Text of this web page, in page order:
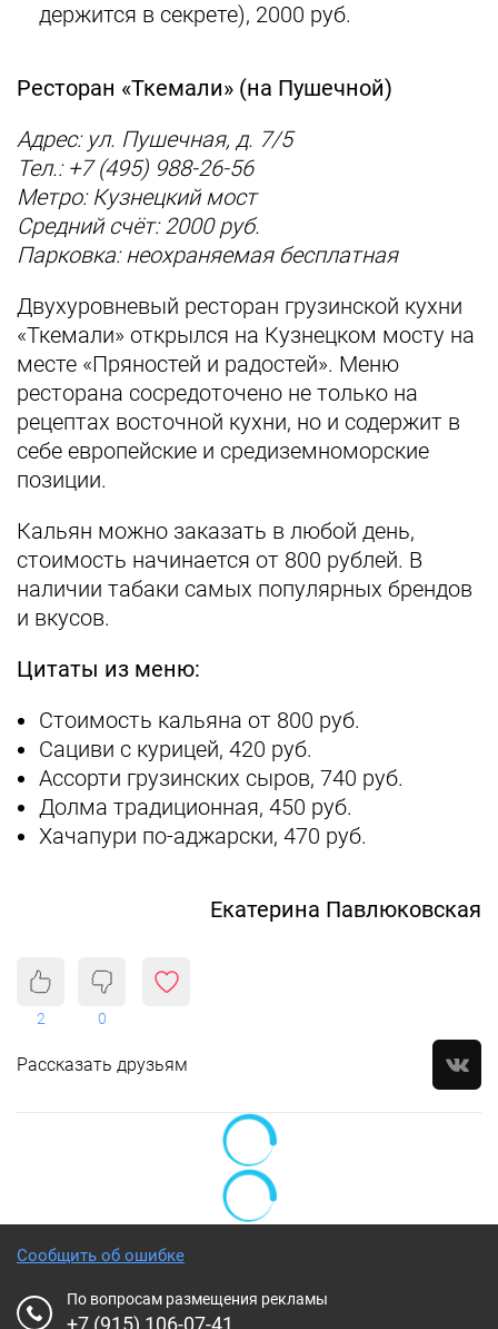
держится в секрете), 2000 руб.
Ресторан «Ткемали» (на Пушечной)
Адрес: ул. Пушечная, д. 7/5
Тел.: +7 (495) 988-26-56
Метро: Кузнецкий мост
Средний счёт: 2000 руб.
Парковка: неохраняемая бесплатная
Двухуровневый ресторан грузинской кухни
«Ткемали» открылся на Кузнецком мосту на
месте «Пряностей и радостей». Меню
ресторана сосредоточено не только на
рецептах восточной кухни, но и содержит в
себе европейские и средиземноморские
позиции.
Кальян можно заказать в любой день,
стоимость начинается от 800 рублей. В
наличии табаки самых популярных брендов
и вкусов.
Цитаты из меню:
Стоимость кальяна от 800 руб.
Сациви с курицей, 420 руб.
Ассорти грузинских сыров, 740 руб.
Долма традиционная, 450 руб.
Хачапури по-аджарски, 470 руб.
Екатерина Павлюковская
2 0
Рассказать друзьям
Сообщить об ошибке
По вопросам размещения рекламы
+7 (915) 106-07-41